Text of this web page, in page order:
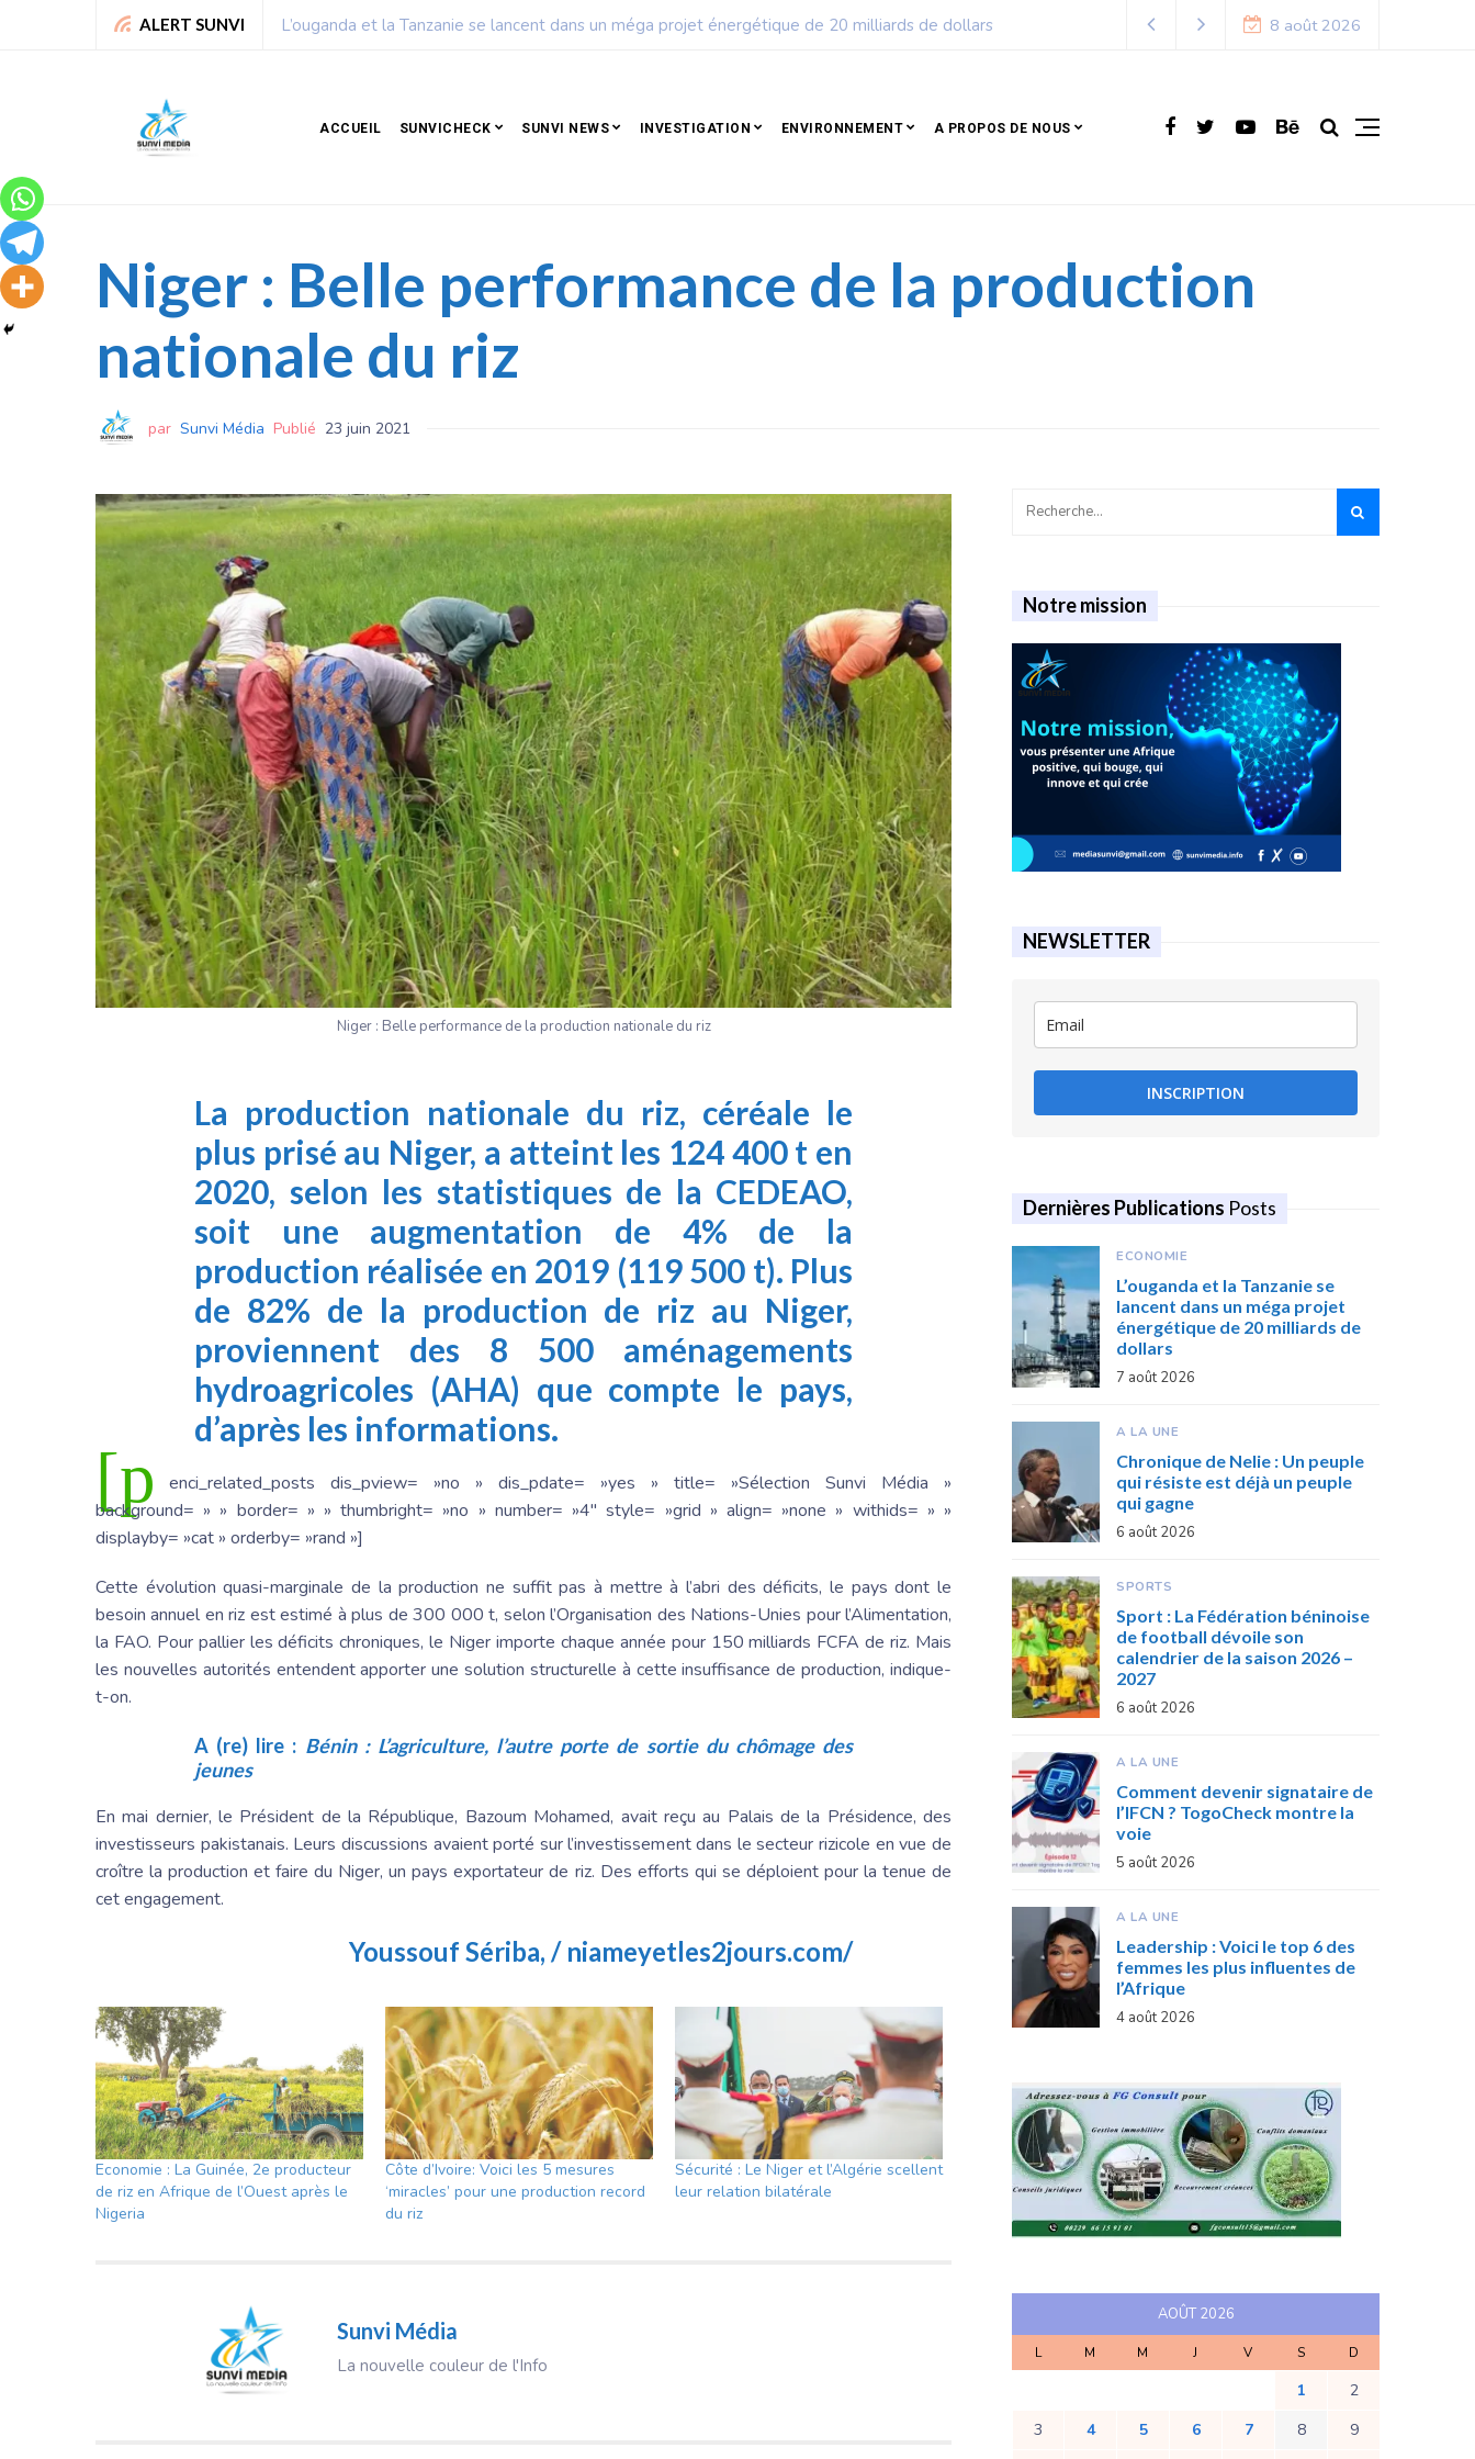
ALERT SUNVI Chronique de Nelie : Un peuple qui résiste est déjà un peuple qui gagne 8 août 2026
ACCUEIL SUNVICHECK SUNVI NEWS INVESTIGATION ENVIRONNEMENT A PROPOS DE NOUS
Niger : Belle performance de la production
nationale du riz
par Sunvi Média Publié 23 juin 2021
Niger : Belle performance de la production nationale du riz
La production nationale du riz, céréale le
plus prisé au Niger, a atteint les 124 400 t en
2020, selon les statistiques de la CEDEAO,
soit une augmentation de 4% de la
production réalisée en 2019 (119 500 t). Plus
de 82% de la production de riz au Niger,
proviennent des 8 500 aménagements
hydroagricoles (AHA) que compte le pays,
d’après les informations.
[p
enci_related_posts dis_pview= »no » dis_pdate= »yes » title= »Sélection Sunvi Média »
background= » » border= » » thumbright= »no » number= »4″ style= »grid » align= »none » withids= » »
displayby= »cat » orderby= »rand »]
Cette évolution quasi-marginale de la production ne suffit pas à mettre à l’abri des déficits, le pays dont le
besoin annuel en riz est estimé à plus de 300 000 t, selon l’Organisation des Nations-Unies pour l’Alimentation,
la FAO. Pour pallier les déficits chroniques, le Niger importe chaque année pour 150 milliards FCFA de riz. Mais
les nouvelles autorités entendent apporter une solution structurelle à cette insuffisance de production, indique-
t-on.
A (re) lire : Bénin : L’agriculture, l’autre porte de sortie du chômage des
jeunes
En mai dernier, le Président de la République, Bazoum Mohamed, avait reçu au Palais de la Présidence, des
investisseurs pakistanais. Leurs discussions avaient porté sur l’investissement dans le secteur rizicole en vue de
croître la production et faire du Niger, un pays exportateur de riz. Des efforts qui se déploient pour la tenue de
cet engagement.
Youssouf Sériba, / niameyetles2jours.com/
Economie : La Guinée, 2e producteur
de riz en Afrique de l’Ouest après le
Nigeria
Côte d’Ivoire: Voici les 5 mesures
‘miracles’ pour une production record
du riz
Sécurité : Le Niger et l’Algérie scellent
leur relation bilatérale
Sunvi Média
La nouvelle couleur de l'Info
Notre mission
NEWSLETTER
INSCRIPTION
Dernières Publications Posts
ECONOMIE
L’ouganda et la Tanzanie se
lancent dans un méga projet
énergétique de 20 milliards de
dollars
7 août 2026
A LA UNE
Chronique de Nelie : Un peuple
qui résiste est déjà un peuple
qui gagne
6 août 2026
SPORTS
Sport : La Fédération béninoise
de football dévoile son
calendrier de la saison 2026 –
2027
6 août 2026
A LA UNE
Comment devenir signataire de
l’IFCN ? TogoCheck montre la
voie
5 août 2026
A LA UNE
Leadership : Voici le top 6 des
femmes les plus influentes de
l’Afrique
4 août 2026
AOÛT 2026
L M M J V S D
1
2
3
4 5 6 7 8 9